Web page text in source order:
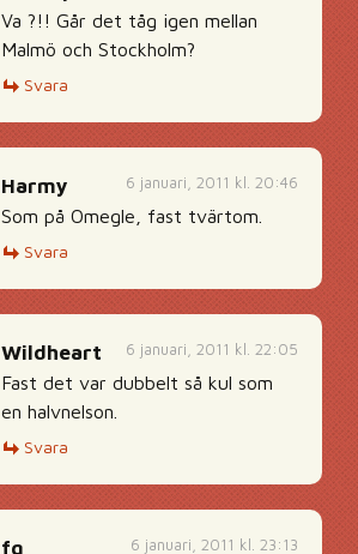
Va ?!! Går det tåg igen mellan
Malmö och Stockholm?
Svara
6 januari, 2011 kl. 20:46
Harmy
Som på Omegle, fast tvärtom.
Svara
6 januari, 2011 kl. 22:05
Wildheart
Fast det var dubbelt så kul som
en halvnelson.
Svara
6 januari, 2011 kl. 23:13
fg